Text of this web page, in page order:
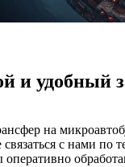
и удобный
на
с нами по